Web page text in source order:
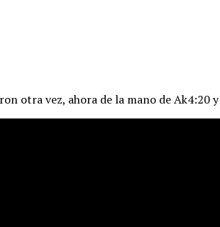
otra vez, ahora de la mano de Ak4:20 y